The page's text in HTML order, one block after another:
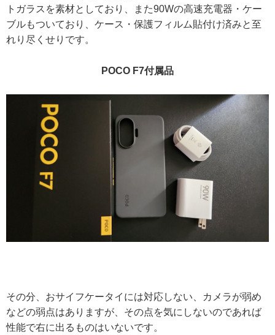
トガラスを素材としており、また90Wの高速充電器・ケー
ブルもついており、ケース・保護フィルム貼付け済みと至
れり尽くせりです。
POCO F7付属品
その分、おサイフケータイには対応しない、カメラが弱め
などの弱点はありますが、その点を気にしないのであれば
性能で右に出るものはいないです。